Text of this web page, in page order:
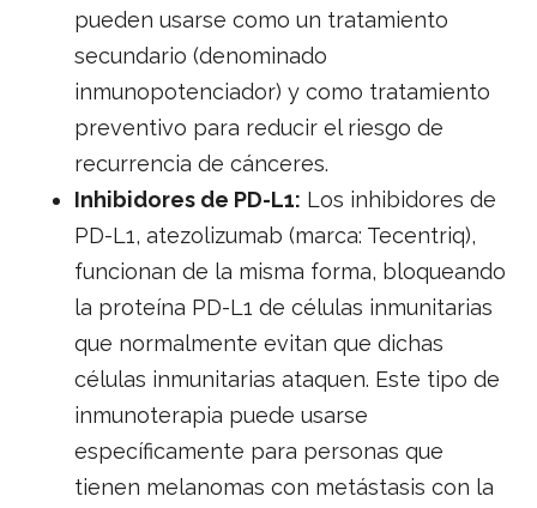
pueden usarse como un tratamiento
secundario (denominado
inmunopotenciador) y como tratamiento
preventivo para reducir el riesgo de
recurrencia de cánceres.
Inhibidores de PD-L1: Los inhibidores de
PD-L1, atezolizumab (marca: Tecentriq),
funcionan de la misma forma, bloqueando
la proteína PD-L1 de células inmunitarias
que normalmente evitan que dichas
células inmunitarias ataquen. Este tipo de
inmunoterapia puede usarse
específicamente para personas que
tienen melanomas con metástasis con la